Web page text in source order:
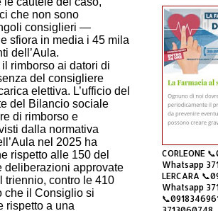
che non sono
consiglieri —
sfiora in media i 45 mila
dell’Aula.
rimborso ai datori di
del consigliere
elettiva. L’ufficio del
del Bilancio sociale
di rimborso e
dalla normativa
nel 2025 ha
rispetto alle 150 del
deliberazioni approvate
triennio, contro le 410
che il Consiglio si
rispetto a una
CORLEONE
Whatsapp
LERCARA
Whatsapp